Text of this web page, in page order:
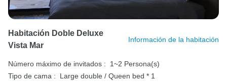
Habitación Doble Deluxe
Vista Mar
Información de la habitación
Número máximo de invitados :
1~2 Persona(s)
Tipo de cama :
Large double / Queen bed * 1